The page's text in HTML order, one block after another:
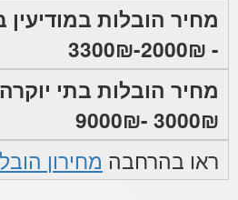
- 2000₪-3300₪
מחיר הובלות בתי
3000₪ -9000₪
ראו בהרחבה מחירון